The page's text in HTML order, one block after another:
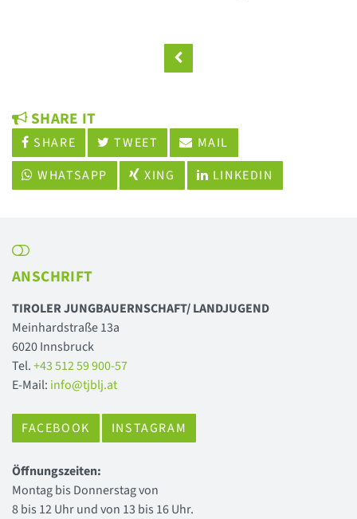
SHARE IT
SHARE TWEET
MAIL
WHATSAPP
XING LINKEDIN
ANSCHRIFT
TIROLER JUNGBAUERNSCHAFT/ LANDJUGEND
Meinhardstraße 13a
6020 Innsbruck
Tel.+43 512 59 900-57
E-Mail: info@tjblj.at
FACEBOOK INSTAGRAM
Öffnungszeiten:
Montag bis Donnerstag von
8 bis 12 Uhr und von 13 bis 16 Uhr.